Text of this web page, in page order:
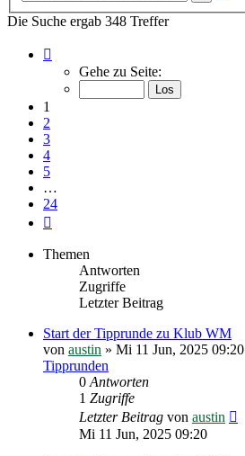
Die Suche ergab 348 Treffer
von
Gehe zu Seite:
1
2
3
4
5
…
24
Themen
Antworten
Zugriffe
Letzter Beitrag
Start der Tipprunde zu Klub WM
von austin » Mi 11 Jun, 2025 09:20
Tipprunden
0Antworten
1 Zugriffe
Letzter Beitrag von austin
Mi 11 Jun, 2025 09:20